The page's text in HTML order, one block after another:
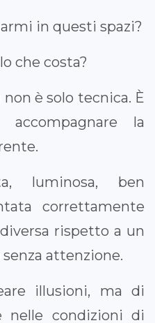
in questi spazi?
che costa?
è solo tecnica. È
la
luminosa, ben
correttamente
rispetto a un
attenzione.
illusioni, ma di
nelle condizioni di